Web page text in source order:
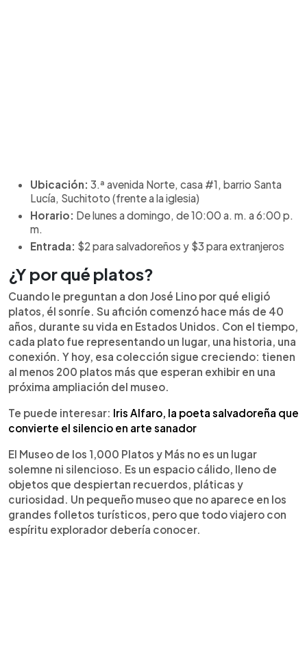
Ubicación: 3.ª avenida Norte, casa #1, barrio Santa
Lucía, Suchitoto (frente a la iglesia)
Horario: De lunes a domingo, de 10:00 a. m. a 6:00 p.
m.
Entrada: $2 para salvadoreños y $3 para extranjeros
¿Y por qué platos?
Cuando le preguntan a don José Lino por qué eligió
platos, él sonríe. Su afición comenzó hace más de 40
años, durante su vida en Estados Unidos. Con el tiempo,
cada plato fue representando un lugar, una historia, una
conexión. Y hoy, esa colección sigue creciendo: tienen
al menos 200 platos más que esperan exhibir en una
próxima ampliación del museo.
Te puede interesar: Iris Alfaro, la poeta salvadoreña que
convierte el silencio en arte sanador
El Museo de los 1,000 Platos y Más no es un lugar
solemne ni silencioso. Es un espacio cálido, lleno de
objetos que despiertan recuerdos, pláticas y
curiosidad. Un pequeño museo que no aparece en los
grandes folletos turísticos, pero que todo viajero con
espíritu explorador debería conocer.